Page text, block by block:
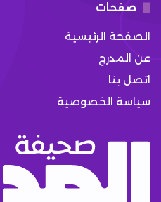
صفحات
الصفحة الرئيسية
عن المدرج
اتصل بنا
سياسة الخصوصية